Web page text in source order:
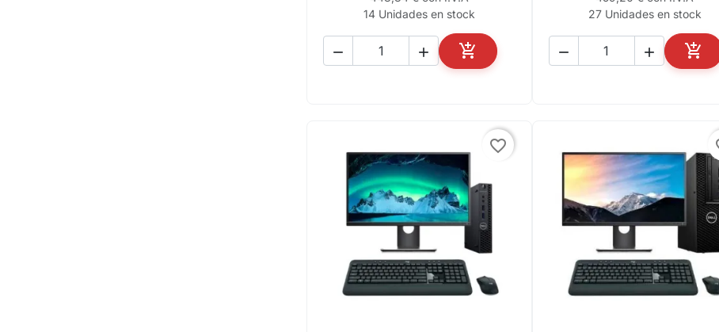
14 Unidades en stock
  
AÑADIR AL CARRITO
27 Unidades en stock
  
favorite_border